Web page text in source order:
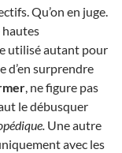
Qu’on en juge.
hautes
utilisé autant pour
d’en surprendre
, ne figure pas
le débusquer
Une autre
avec les